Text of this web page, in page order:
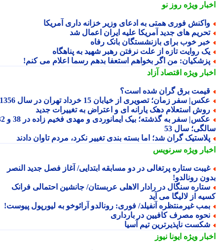
ویژهروز نو
فوری همتی به ادعای وزیر خزانه داری آمریکا
های جدید آمریکا علیه ایران اعمال شد
خوب برای بازنشستگان بانک رفاه
روایت تازه از علت نرفتن رهبر شهید به پناهگاه
من اگر بخواهم استعفا بدهم رسما اعلام می کنم!
ویژهاقتصاد آزاد
برق گران شده است؟
سفر زمان؛ تصویری از خیابان 15 خرداد تهران در سال 1356
استعلام دهک یارانه ای و اعتراض به تغییرات جدید
عکس| سفر به گذشته؛ بیک ایمانوردی و مهدی فخیم زاده در 38 و 32
سال 53
گران شد؛ اما بسته بندی تغییر نکرد، مردم تاوان دادند
ویژهسرنویس
ستاره پرتغالی در دو مسابقه ابتدایی/ آغاز فصل جدید النصر
رونالدو!
سنگال در رادار الاهلی عربستان/ جانشین احتمالی فرانک
از لالیگا می آید
غیرمنتظره آنفیلد/ فوری: رونالدو آرائوخو به لیورپول پیوست!
مصرف کافیین در بارداری
ناپذیرترین تیم آسیا
ویژهایونا نیوز